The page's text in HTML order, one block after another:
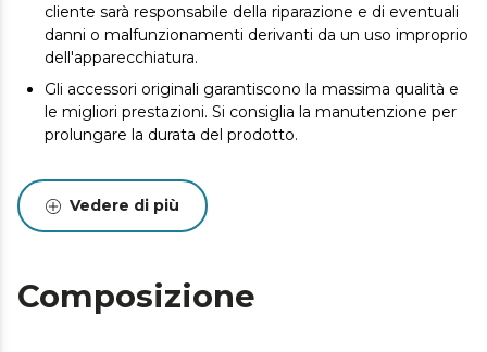
cliente sarà responsabile della riparazione e di eventuali
danni o malfunzionamenti derivanti da un uso improprio
dell'apparecchiatura.
Gli accessori originali garantiscono la massima qualità e
le migliori prestazioni. Si consiglia la manutenzione per
prolungare la durata del prodotto.
Vedere di più
Composizione